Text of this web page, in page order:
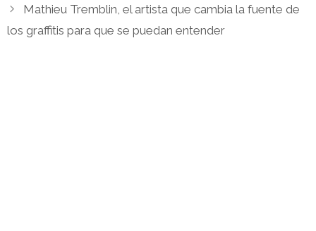
Mathieu Tremblin, el artista que cambia la fuente de
los graffitis para que se puedan entender